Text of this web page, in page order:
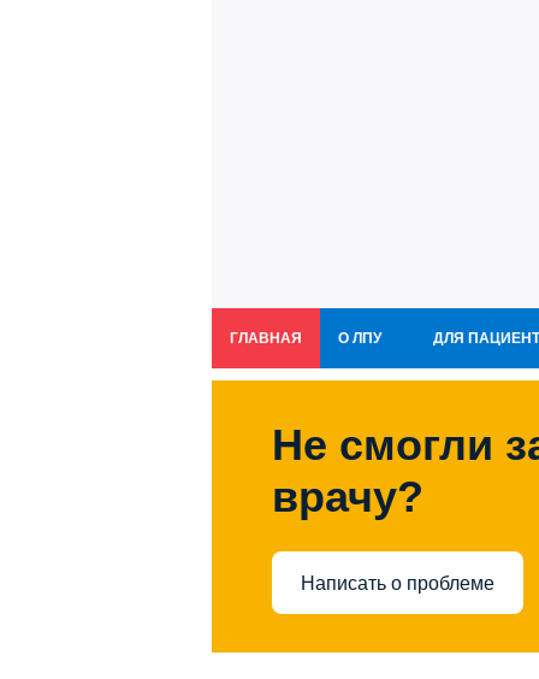
ГЛАВНАЯ О ЛПУ ДЛЯ
Не смогли
врачу?
Написать о проблеме